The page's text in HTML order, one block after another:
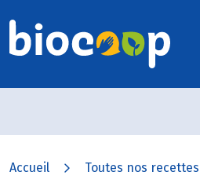
Accueil Toutes nos recettes